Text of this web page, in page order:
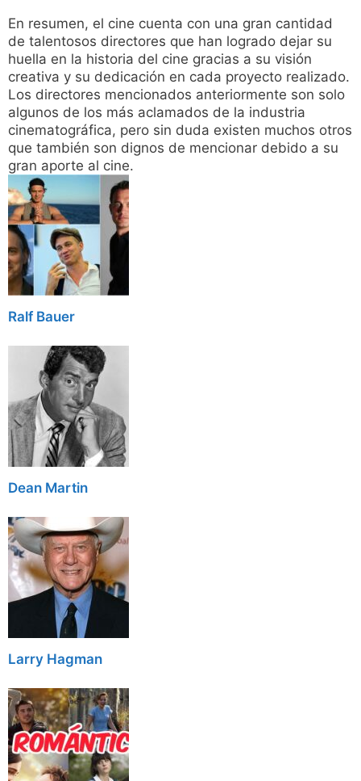
En resumen, el cine cuenta con una gran cantidad
de talentosos directores que han logrado dejar su
huella en la historia del cine gracias a su visión
creativa y su dedicación en cada proyecto realizado.
Los directores mencionados anteriormente son solo
algunos de los más aclamados de la industria
cinematográfica, pero sin duda existen muchos otros
que también son dignos de mencionar debido a su
gran aporte al cine.
Ralf Bauer
Dean Martin
Larry Hagman